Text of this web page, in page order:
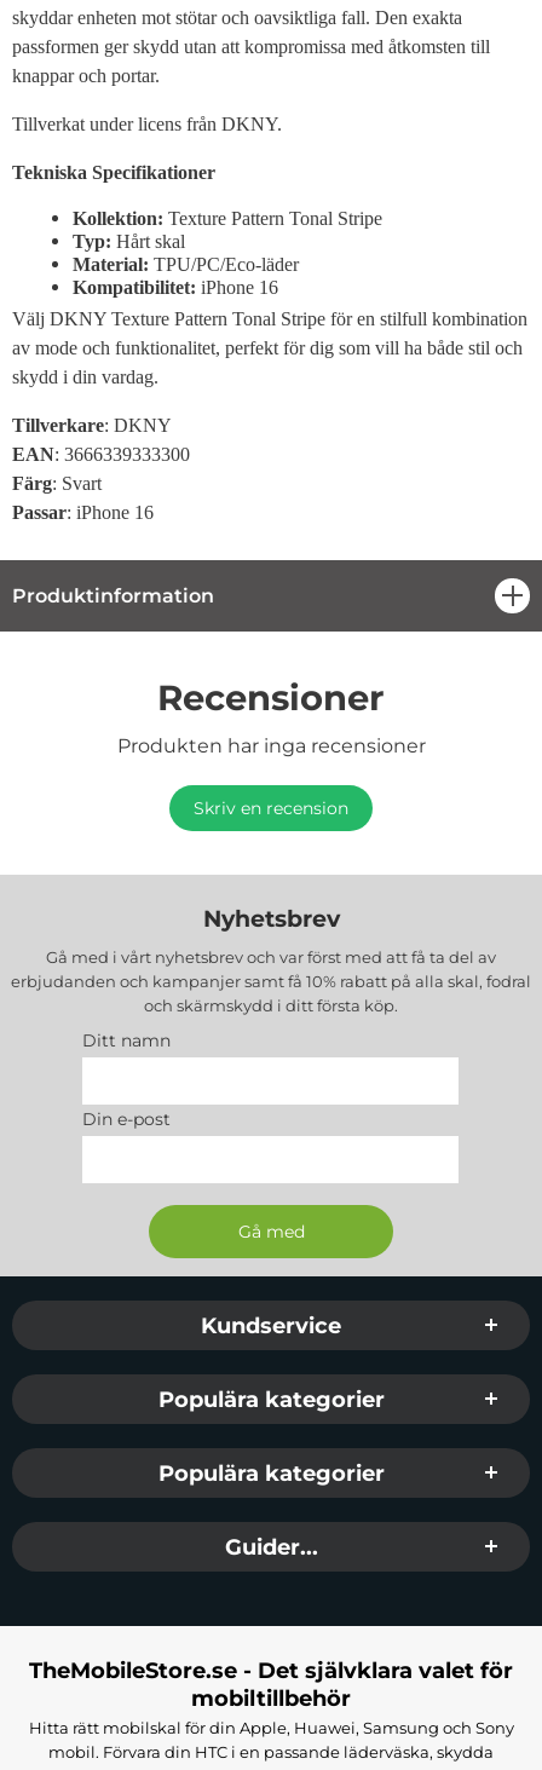
skyddar enheten mot stötar och oavsiktliga fall. Den exakta
passformen ger skydd utan att kompromissa med åtkomsten till
knappar och portar.
Tillverkat under licens från DKNY.
Tekniska Specifikationer
Kollektion: Texture Pattern Tonal Stripe
Typ: Hårt skal
Material: TPU/PC/Eco-läder
Kompatibilitet: iPhone 16
Välj DKNY Texture Pattern Tonal Stripe för en stilfull kombination
av mode och funktionalitet, perfekt för dig som vill ha både stil och
skydd i din vardag.
Tillverkare: DKNY
EAN: 3666339333300
Färg: Svart
Passar: iPhone 16
Produktinformation
Recensioner
Produkten har inga recensioner
Skriv en recension
Nyhetsbrev
Gå med i vårt nyhetsbrev och var först med att få ta del av
erbjudanden och kampanjer samt få 10% rabatt på alla skal, fodral
och skärmskydd i ditt första köp.
Ditt namn
Din e-post
Sidfot Blandad info och länkar
Kundservice
Populära kategorier
Populära kategorier
Guider...
TheMobileStore.se - Det självklara valet för
mobiltillbehör
Hitta rätt mobilskal för din Apple, Huawei, Samsung och Sony
mobil. Förvara din HTC i en passande läderväska, skydda